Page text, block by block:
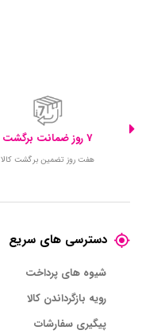
7 روز ضمانت برگشت
هفت روز تضمین برگشت کالا
دسترسی های سریع
شیوه های پرداخت
رویه بازگرداندن کالا
پیگیری سفارشات